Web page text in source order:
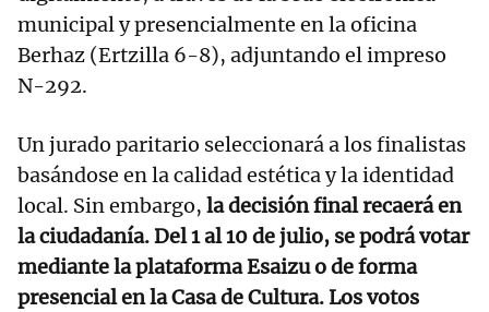
municipal y presencialmente en la oficina
Berhaz (Ertzilla 6-8), adjuntando el impreso
N-292.
Un jurado paritario seleccionará a los finalistas
basándose en la calidad estética y la identidad
local. Sin embargo, la decisión final recaerá en
la ciudadanía. Del 1 al 10 de julio, se podrá votar
mediante la plataforma Esaizu o de forma
presencial en la Casa de Cultura. Los votos